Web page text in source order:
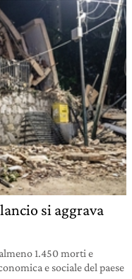
si aggrava
1.450 morti e
e sociale del paese